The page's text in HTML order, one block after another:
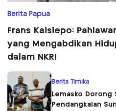
Berita Papua
Frans Kaisiepo:
yang Mengabdikan
dalam NKRI
Berita Timika
Lemasko Dorong
Pendangkalan